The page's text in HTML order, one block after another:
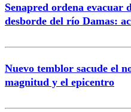
Correo
Senapred ordena evacuar
desborde del río Damas:
Nuevo temblor sacude el
magnitud y el epicentro